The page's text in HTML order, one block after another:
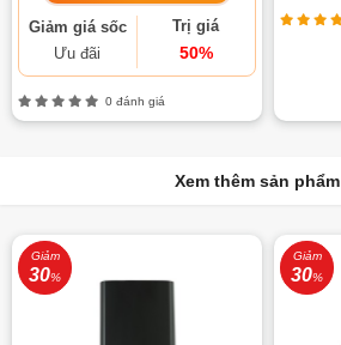
Giảm giá sốc
Ưu đãi
Trị giá
50%
0 đánh giá
Xem thêm sản phẩm
Giảm
30%
Giảm
30%